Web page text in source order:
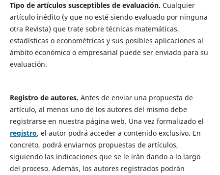
Tipo de artículos susceptibles de evaluación. Cualquier
artículo inédito (y que no esté siendo evaluado por ninguna
otra Revista) que trate sobre técnicas matemáticas,
estadísticas o econométricas y sus posibles aplicaciones al
ámbito económico o empresarial puede ser enviado para su
evaluación.
Registro de autores. Antes de enviar una propuesta de
artículo, al menos uno de los autores del mismo debe
registrarse en nuestra página web. Una vez formalizado el
registro, el autor podrá acceder a contenido exclusivo. En
concreto, podrá enviarnos propuestas de artículos,
siguiendo las indicaciones que se le irán dando a lo largo
del proceso. Además, los autores registrados podrán